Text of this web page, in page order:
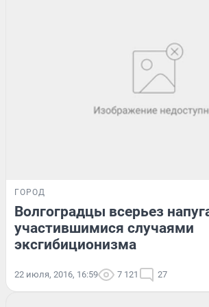
ГОРОД
Волгоградцы всерьез
участившимися случаями
эксгибиционизма
22 июля, 2016, 16:59 7 121 27